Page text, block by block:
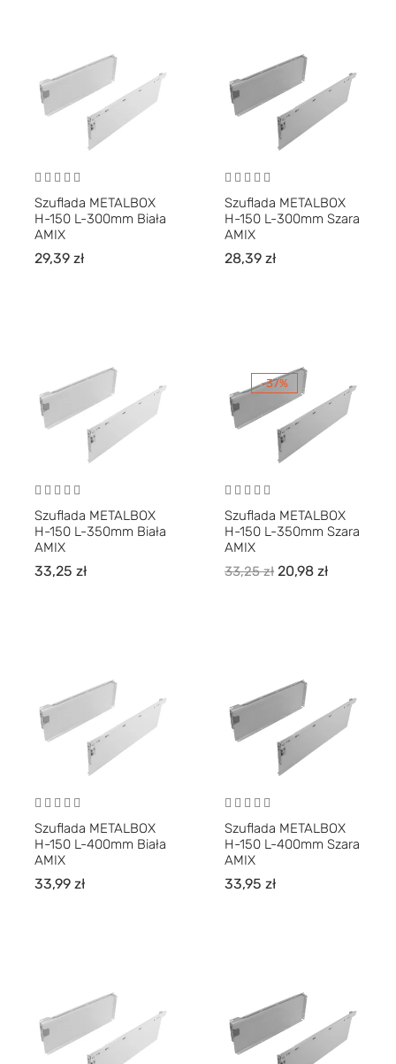
Szuflada METALBOX
H-150 L-300mm Biała
AMIX
29,39 zł
Szuflada METALBOX
H-150 L-300mm Szara
AMIX
28,39 zł
Szuflada METALBOX
H-150 L-350mm Biała
AMIX
33,25 zł
-37%
Szuflada METALBOX
H-150 L-350mm Szara
AMIX
33,25zł 20,98 zł
Szuflada METALBOX
H-150 L-400mm Biała
AMIX
33,99 zł
Szuflada METALBOX
H-150 L-400mm Szara
AMIX
33,95 zł